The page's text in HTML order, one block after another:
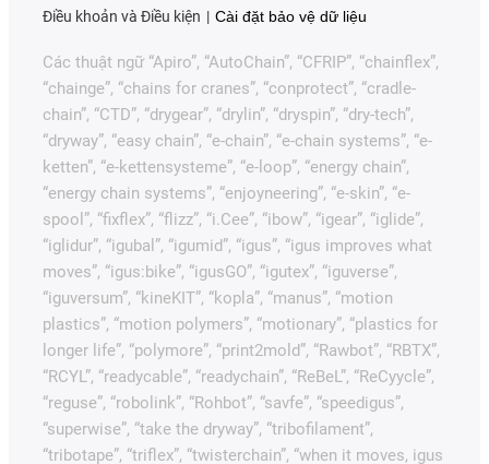
Điều khoản và Điều kiện
Cài đặt bảo vệ dữ liệu
Các thuật ngữ “Apiro”, “AutoChain”, “CFRIP”, “chainflex”,
“chainge”, “chains for cranes”, “conprotect”, “cradle-
chain”, “CTD”, “drygear”, “drylin”, “dryspin”, “dry-tech”,
“dryway”, “easy chain”, “e-chain”, “e-chain systems”, “e-
ketten”, “e-kettensysteme”, “e-loop”, “energy chain”,
“energy chain systems”, “enjoyneering”, “e-skin”, “e-
spool”, “fixflex”, “flizz”, “i.Cee”, “ibow”, “igear”, “iglide”,
“iglidur”, “igubal”, “igumid”, “igus”, “igus improves what
moves”, “igus:bike”, “igusGO”, “igutex”, “iguverse”,
“iguversum”, “kineKIT”, “kopla”, “manus”, “motion
plastics”, “motion polymers”, “motionary”, “plastics for
longer life”, “polymore”, “print2mold”, “Rawbot”, “RBTX”,
“RCYL”, “readycable”, “readychain”, “ReBeL”, “ReCyycle”,
“reguse”, “robolink”, “Rohbot”, “savfe”, “speedigus”,
“superwise”, “take the dryway”, “tribofilament”,
“tribotape”, “triflex”, “twisterchain”, “when it moves, igus